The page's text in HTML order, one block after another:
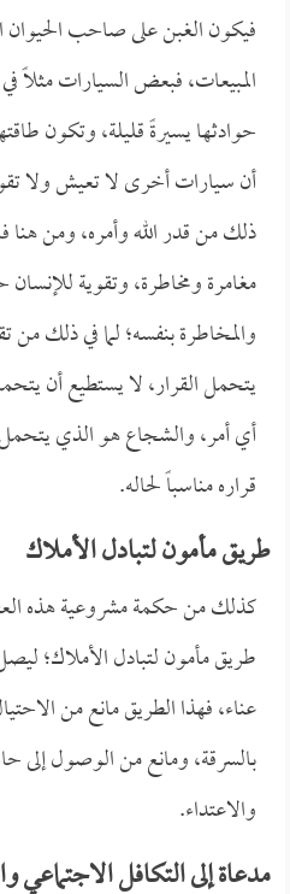
فيكون الغبن على صاحب
المبيعات، فبعض السيارات مثلاً
حوادثها يسيرةً قليلة، وتكون
أن سيارات أخرى لا تعيش ولا
ذلك من قدر الله وأمره، ومن هنا
مغامرة ومخاطرة، وتقوية للإنسان
والمخاطرة بنفسه؛ لما في ذلك من
يتحمل القرار، لا يستطيع أن
أي أمر، والشجاع هو الذي يتحمل
قراره مناسباً لحاله.
طريق مأمون لتبادل الأملاك
كذلك من حكمة مشروعية هذه
طريق مأمون لتبادل الأملاك؛
عناء، فهذا الطريق مانع من
بالسرقة، ومانع من الوصول إلى
والاعتداء.
مدعاة إلى التكافل الاجتماعي